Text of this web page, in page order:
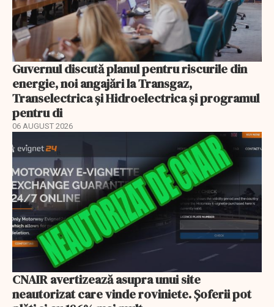
Guvernul discută planul pentru riscurile din
energie, noi angajări la Transgaz,
Transelectrica și Hidroelectrica și programul
pentru di
06 AUGUST 2026
CNAIR avertizează asupra unui site
neautorizat care vinde roviniete. Șoferii pot